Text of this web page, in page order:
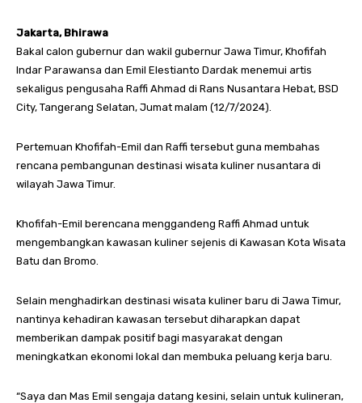
Jakarta, Bhirawa
Bakal calon gubernur dan wakil gubernur Jawa Timur, Khofifah
Indar Parawansa dan Emil Elestianto Dardak menemui artis
sekaligus pengusaha Raffi Ahmad di Rans Nusantara Hebat, BSD
City, Tangerang Selatan, Jumat malam (12/7/2024).
Pertemuan Khofifah-Emil dan Raffi tersebut guna membahas
rencana pembangunan destinasi wisata kuliner nusantara di
wilayah Jawa Timur.
Khofifah-Emil berencana menggandeng Raffi Ahmad untuk
mengembangkan kawasan kuliner sejenis di Kawasan Kota Wisata
Batu dan Bromo.
Selain menghadirkan destinasi wisata kuliner baru di Jawa Timur,
nantinya kehadiran kawasan tersebut diharapkan dapat
memberikan dampak positif bagi masyarakat dengan
meningkatkan ekonomi lokal dan membuka peluang kerja baru.
“Saya dan Mas Emil sengaja datang kesini, selain untuk kulineran,